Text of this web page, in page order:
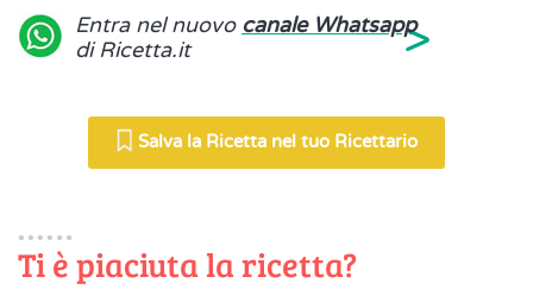
Entra nel nuovo canale Whatsapp
di Ricetta.it
>
Salva la Ricetta nel tuo Ricettario
Ti è piaciuta la ricetta?